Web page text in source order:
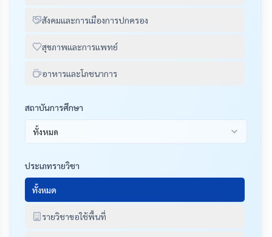
สังคมและการเมืองการปกครอง
สุขภาพและการแพทย์
อาหารและโภชนาการ
สถาบันการศึกษา
ทั้งหมด
ประเภทรายวิชา
ทั้งหมด
รายวิชาขอใช้พื้นที่